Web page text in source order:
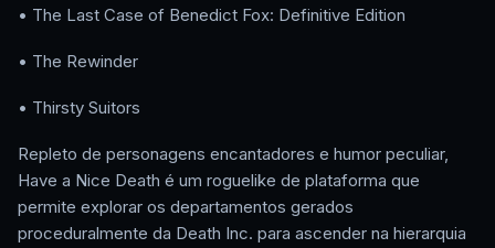
• The Last Case of Benedict Fox: Definitive Edition
• The Rewinder
• Thirsty Suitors
Repleto de personagens encantadores e humor peculiar,
Have a Nice Death é um roguelike de plataforma que
permite explorar os departamentos gerados
proceduralmente da Death Inc. para ascender na hierarquia